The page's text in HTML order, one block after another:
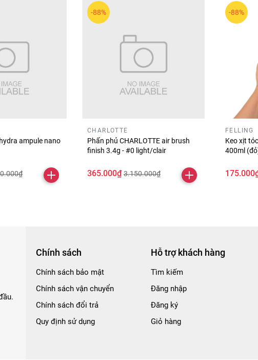
ampule nano
-88%
CHARLOTTE
Phấn phủ CHARLOTTE air brush
finish 3.4g - #0 light/clair
365.000₫ 3.150.000₫
-88%
FELLING
Keo xịt
400ml
Chính sách
Chính sách bảo mật
Chính sách vận chuyển
Chính sách đổi trả
Quy định sử dụng
Hỗ trợ khách hàng
Tìm kiếm
Đăng nhập
Đăng ký
Giỏ hàng